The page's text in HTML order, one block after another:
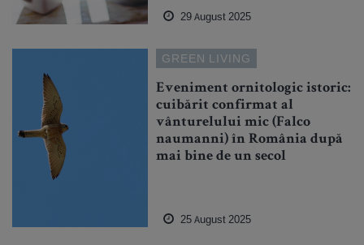
29 August 2025
GREEN LIVING
Eveniment ornitologic istoric:
cuibărit confirmat al
vânturelului mic (Falco
naumanni) în România după
mai bine de un secol
25 August 2025